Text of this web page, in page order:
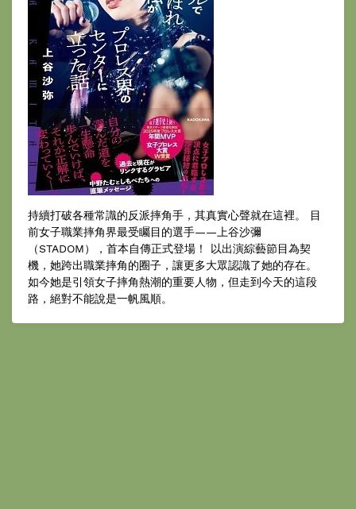
持續打破各種常識的反派摔角手，其真實心聲就在這裡。 目
前女子職業摔角界最受矚目的選手——上谷沙彌
（STADOM），首本自傳正式登場！ 以出演綜藝節目為契
機，她跨出職業摔角的圈子，讓更多大眾認識了她的存在。
如今她是引領女子摔角熱潮的重要人物，但走到今天的這段
路，絕對不能說是一帆風順。